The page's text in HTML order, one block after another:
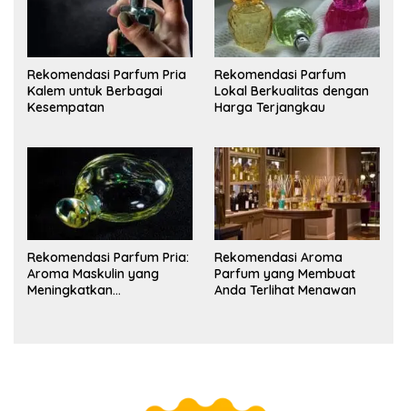
Rekomendasi Parfum Pria
Kalem untuk Berbagai
Kesempatan
Rekomendasi Parfum
Lokal Berkualitas dengan
Harga Terjangkau
Rekomendasi Parfum Pria:
Aroma Maskulin yang
Meningkatkan
Rekomendasi Aroma
Parfum yang Membuat
Anda Terlihat Menawan